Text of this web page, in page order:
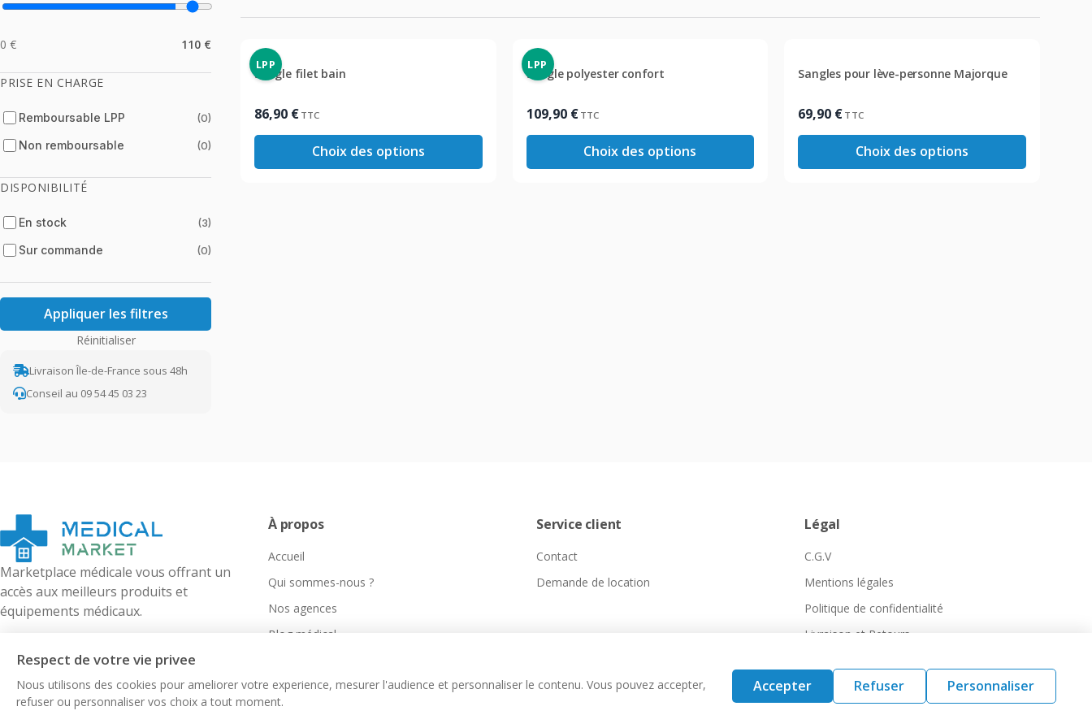
0 € 110 €
PRISE EN CHARGE
Remboursable LPP (0)
Non remboursable (0)
DISPONIBILITÉ
En stock (3)
Sur commande (0)
Appliquer les filtres
Réinitialiser
Livraison Île-de-France sous 48h
Conseil au 09 54 45 03 23
LPP
Sangle filet bain
86,90 € TTC
Choix des options
LPP
Sangle polyester confort
109,90 € TTC
Choix des options
Sangles pour lève-personne Majorque
69,90 € TTC
Choix des options
Marketplace médicale vous offrant un
accès aux meilleurs produits et
équipements médicaux.
À propos
Accueil
Qui sommes-nous ?
Nos agences
Blog médical
Service client
Contact
Demande de location
Légal
C.G.V
Mentions légales
Politique de confidentialité
Livraison et Retours
Medical-Market. Tous droits réservés.
Respect de votre vie privee
Nous utilisons des cookies pour ameliorer votre experience, mesurer l'audience et personnaliser le contenu. Vous pouvez accepter,
refuser ou personnaliser vos choix a tout moment.
Accepter Refuser Personnaliser